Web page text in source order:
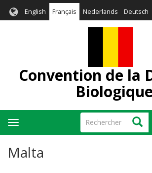
English Français Nederlands Deutsch
Convention de la
Biologique
Rechercher
Toggle
navigation
Malta